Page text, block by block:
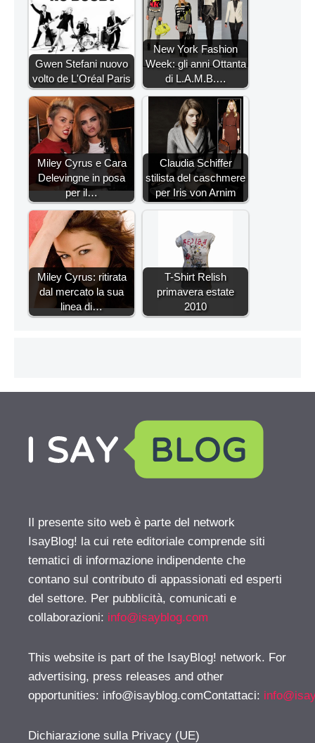
Gwen Stefani nuovo
volto de L'Oréal Paris
New York Fashion
Week: gli anni Ottanta
di L.A.M.B.…
Miley Cyrus e Cara
Delevingne in posa
per il…
Claudia Schiffer
stilista del caschmere
per Iris von Arnim
Miley Cyrus: ritirata
dal mercato la sua
linea di…
T-Shirt Relish
primavera estate
2010
Il presente sito web è parte del network
IsayBlog! la cui rete editoriale comprende siti
tematici di informazione indipendente che
contano sul contributo di appassionati ed esperti
del settore. Per pubblicità, comunicati e
collaborazioni: info@isayblog.com
This website is part of the IsayBlog! network. For
advertising, press releases and other
opportunities: info@isayblog.comContattaci:
Dichiarazione sulla Privacy (UE)